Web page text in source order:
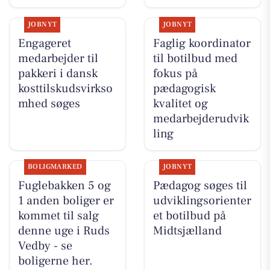
JOBNYT
Engageret
medarbejder til
pakkeri i dansk
kosttilskudsvirkso
mhed søges
JOBNYT
Faglig koordinator
til botilbud med
fokus på
pædagogisk
kvalitet og
medarbejderudvik
ling
BOLIGMARKED
Fuglebakken 5 og
1 anden boliger er
kommet til salg
denne uge i Ruds
Vedby - se
boligerne her.
JOBNYT
Pædagog søges til
udviklingsorienter
et botilbud på
Midtsjælland